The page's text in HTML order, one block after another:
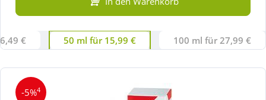
€ 50 ml für 15,99 € 100 ml für 27,99 €
-5%4